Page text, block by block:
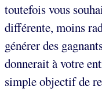
toutefois vous
différente, moins
générer des
donnerait à votre
simple objectif de